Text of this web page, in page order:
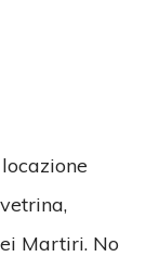
Martiri. No